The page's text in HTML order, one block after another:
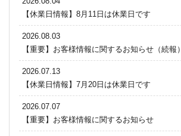
【休業日情報】8月11日は休業日です
2026.08.03
【重要】お客様情報に関するお知らせ（続報）
2026.07.13
【休業日情報】7月20日は休業日です
2026.07.07
【重要】お客様情報に関するお知らせ